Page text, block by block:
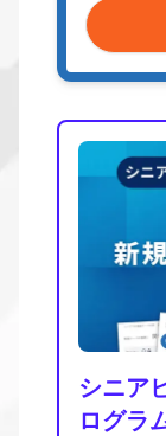
シニア
ログラ